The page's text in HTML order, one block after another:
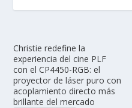
Christie redefine la
experiencia del cine PLF
con el CP4450-RGB: el
proyector de láser puro con
acoplamiento directo más
brillante del mercado